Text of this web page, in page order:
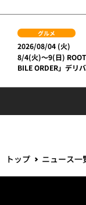
グルメ
2026/08/04 (火)
8/4(火)～9(日)
BILE ORDER」デリ
トップ
ニュース一